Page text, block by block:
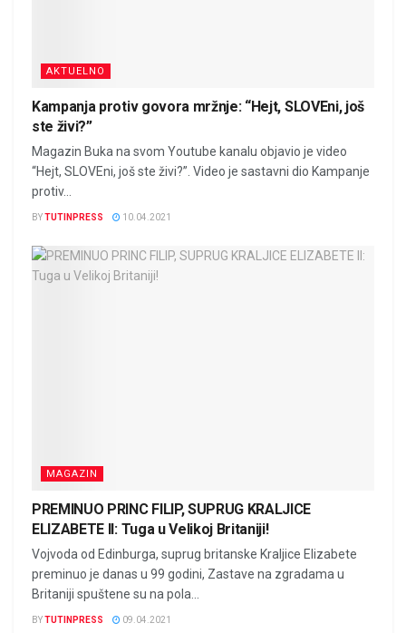
AKTUELNO
Kampanja protiv govora mržnje: “Hejt, SLOVEni, još
ste živi?”
Magazin Buka na svom Youtube kanalu objavio je video
“Hejt, SLOVEni, još ste živi?”. Video je sastavni dio Kampanje
protiv...
BYTUTINPRESS 10.04.2021
MAGAZIN
PREMINUO PRINC FILIP, SUPRUG KRALJICE
ELIZABETE II: Tuga u Velikoj Britaniji!
Vojvoda od Edinburga, suprug britanske Kraljice Elizabete
preminuo je danas u 99 godini, Zastave na zgradama u
Britaniji spuštene su na pola...
BYTUTINPRESS 09.04.2021